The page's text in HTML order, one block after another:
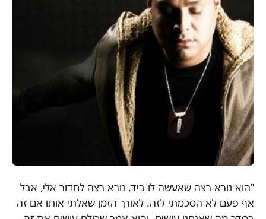
"הוא נורא רצה שאעשה לו ביד, נורא רצה לחדור אלי, אבל
אף פעם לא הסכמתי לזה. לאורך הזמן שאלתי אותו אם זה